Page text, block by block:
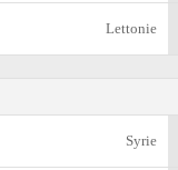
Lettonie
Syrie